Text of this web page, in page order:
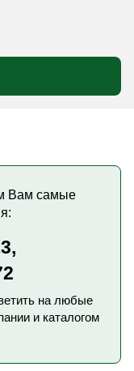
Вам самые
на любые
и каталогом